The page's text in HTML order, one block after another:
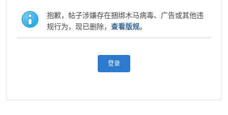
抱歉，帖子涉嫌存在捆绑木马病毒、广告或其他违
规行为，现已删除，查看版规。
登录